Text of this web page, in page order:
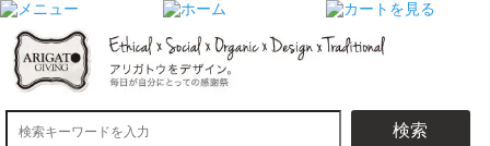
検索